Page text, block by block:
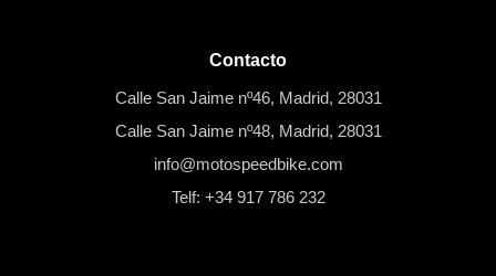
Contacto
Calle San Jaime nº46, Madrid, 28031
Calle San Jaime nº48, Madrid, 28031
info@motospeedbike.com
Telf: +34 917 786 232